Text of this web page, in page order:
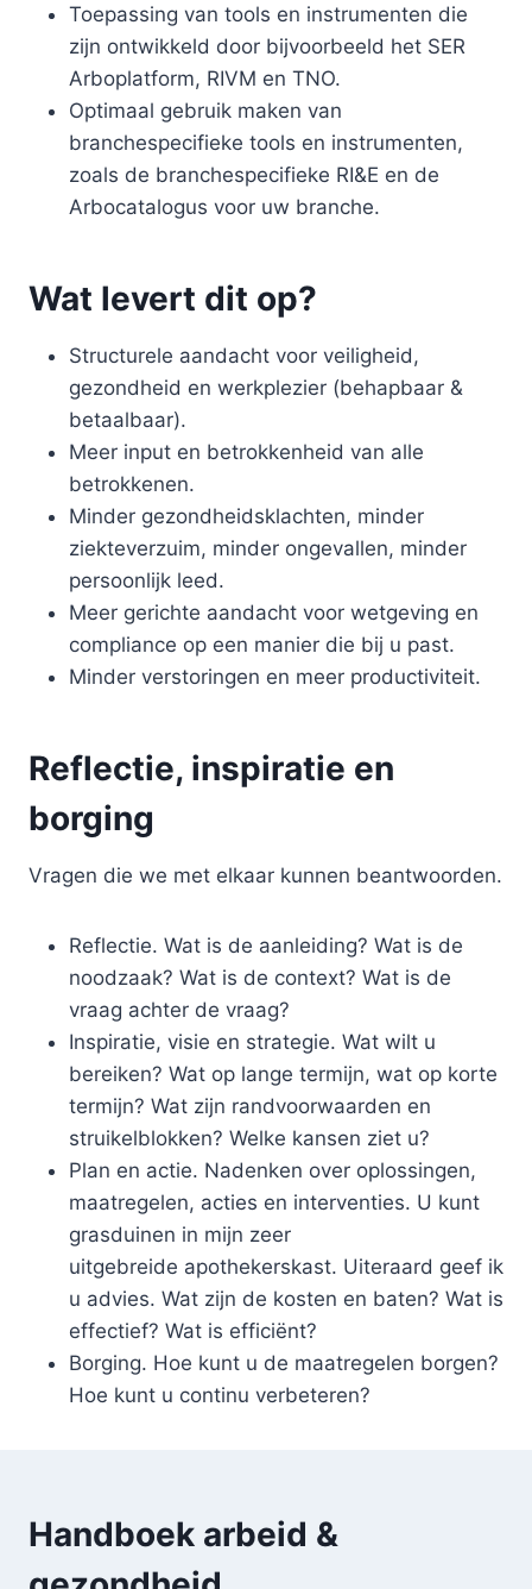
Toepassing van tools en instrumenten die
zijn ontwikkeld door bijvoorbeeld het SER
Arboplatform, RIVM en TNO.
Optimaal gebruik maken van
branchespecifieke tools en instrumenten,
zoals de branchespecifieke RI&E en de
Arbocatalogus voor uw branche.
Wat levert dit op?
Structurele aandacht voor veiligheid,
gezondheid en werkplezier (behapbaar &
betaalbaar).
Meer input en betrokkenheid van alle
betrokkenen.
Minder gezondheidsklachten, minder
ziekteverzuim, minder ongevallen, minder
persoonlijk leed.
Meer gerichte aandacht voor wetgeving en
compliance op een manier die bij u past.
Minder verstoringen en meer productiviteit.
Reflectie, inspiratie en
borging
Vragen die we met elkaar kunnen beantwoorden.
Reflectie. Wat is de aanleiding? Wat is de
noodzaak? Wat is de context? Wat is de
vraag achter de vraag?
Inspiratie, visie en strategie. Wat wilt u
bereiken? Wat op lange termijn, wat op korte
termijn? Wat zijn randvoorwaarden en
struikelblokken? Welke kansen ziet u?
Plan en actie. Nadenken over oplossingen,
maatregelen, acties en interventies. U kunt
grasduinen in mijn zeer
uitgebreide apothekerskast. Uiteraard geef ik
u advies. Wat zijn de kosten en baten? Wat is
effectief? Wat is efficiënt?
Borging. Hoe kunt u de maatregelen borgen?
Hoe kunt u continu verbeteren?
Handboek arbeid &